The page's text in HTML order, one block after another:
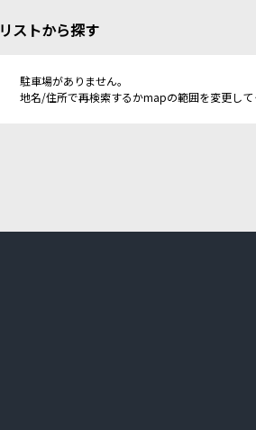
リストから探す
駐車場がありません。
地名/住所で再検索するかmapの範囲を変更して